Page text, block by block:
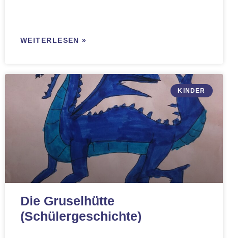
WEITERLESEN »
KINDER
Die Gruselhütte
(Schülergeschichte)